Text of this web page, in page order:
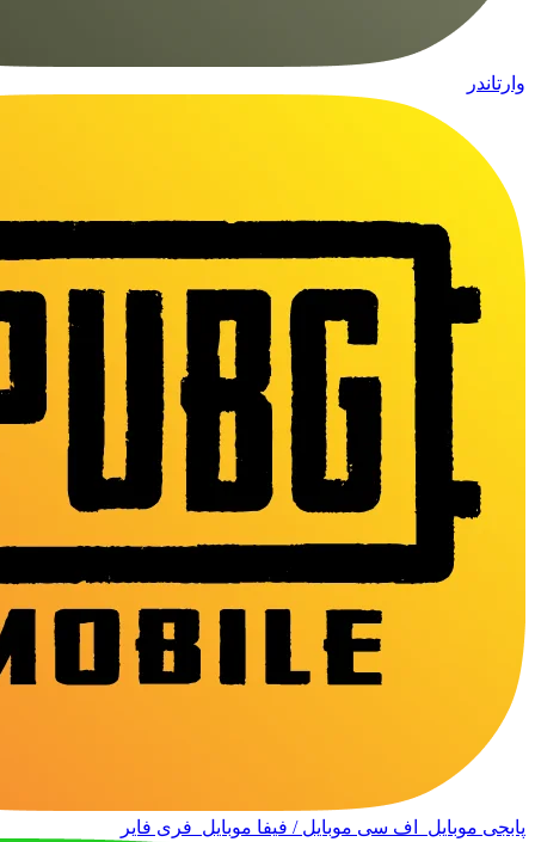
وارتاندر
پابجی موبایل اف سی موبایل / فیفا موبایل فری فایر